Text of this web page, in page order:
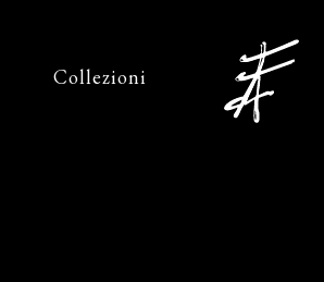
Collezioni